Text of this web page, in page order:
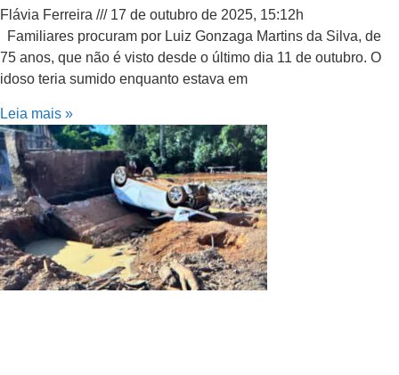
Flávia Ferreira
17 de outubro de 2025, 15:12h
Familiares procuram por Luiz Gonzaga Martins da Silva, de
75 anos, que não é visto desde o último dia 11 de outubro. O
idoso teria sumido enquanto estava em
Leia mais »